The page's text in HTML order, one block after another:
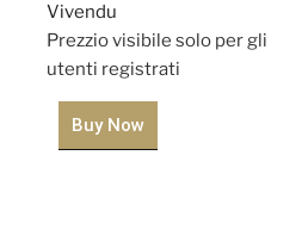
Vivendu
Prezzio visibile solo per gli
utenti registrati
Buy Now